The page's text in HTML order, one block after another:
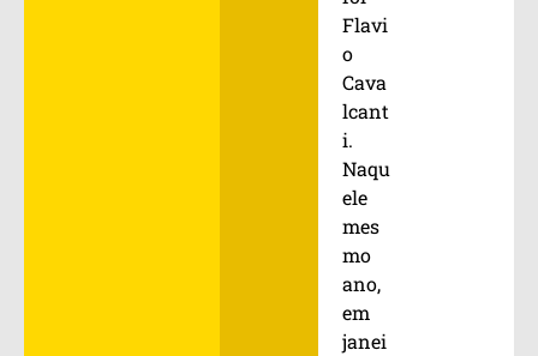
Flavi
o
Cava
lcant
i.
Naqu
ele
mes
mo
ano,
em
janei